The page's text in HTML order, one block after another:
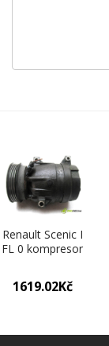
Renault Scenic I
FL 0 kompresor
1619.02Kč